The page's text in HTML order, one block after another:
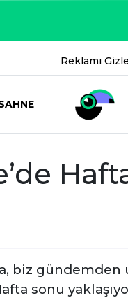
Reklamı Gizle
biz
sonu